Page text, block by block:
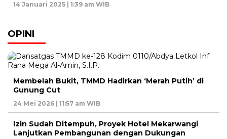
14 Januari 2025 | 1:39 am WIB
OPINI
Membelah Bukit, TMMD Hadirkan ‘Merah Putih’ di
Gunung Cut
24 Mei 2026 | 11:57 am WIB
Izin Sudah Ditempuh, Proyek Hotel Mekarwangi
Lanjutkan Pembangunan dengan Dukungan